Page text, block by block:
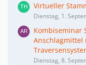
Virtueller
Dienstag, 1.
Kombiseminar
Anschlagmittel
Dienstag, 8.